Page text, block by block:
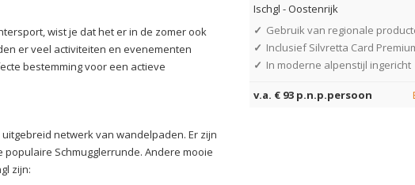
wist je dat het er in de zomer ook
er veel activiteiten en evenementen
bestemming voor een actieve
netwerk van wandelpaden. Er zijn
Schmugglerrunde. Andere mooie
zijn:
Ischgl -Oostenrijk
✓ Gebruik van regionale
✓ Inclusief Silvretta Card
✓ In moderne alpenstijl ingericht
v.a. € 93 p.n.p.persoon